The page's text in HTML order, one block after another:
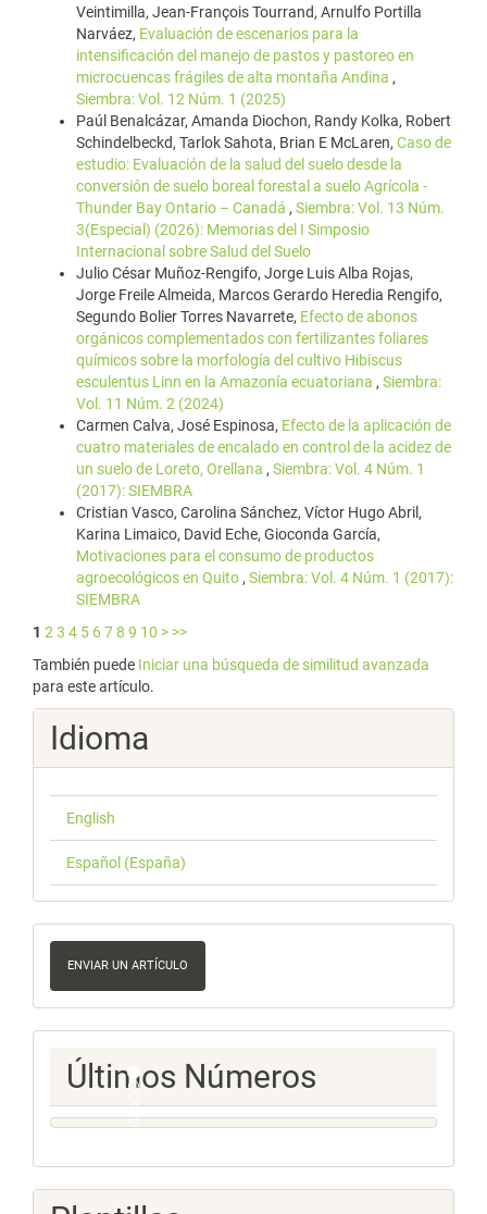
Veintimilla, Jean-François Tourrand, Arnulfo Portilla
Narváez, Evaluación de escenarios para la
intensificación del manejo de pastos y pastoreo en
microcuencas frágiles de alta montaña Andina ,
Siembra: Vol. 12 Núm. 1 (2025)
Paúl Benalcázar, Amanda Diochon, Randy Kolka, Robert
Schindelbeckd, Tarlok Sahota, Brian E McLaren, Caso de
estudio: Evaluación de la salud del suelo desde la
conversión de suelo boreal forestal a suelo Agrícola -
Thunder Bay Ontario – Canadá , Siembra: Vol. 13 Núm.
3(Especial) (2026): Memorias del I Simposio
Internacional sobre Salud del Suelo
Julio César Muñoz-Rengifo, Jorge Luis Alba Rojas,
Jorge Freile Almeida, Marcos Gerardo Heredia Rengifo,
Segundo Bolier Torres Navarrete, Efecto de abonos
orgánicos complementados con fertilizantes foliares
químicos sobre la morfología del cultivo Hibiscus
esculentus Linn en la Amazonía ecuatoriana , Siembra:
Vol. 11 Núm. 2 (2024)
Carmen Calva, José Espinosa, Efecto de la aplicación de
cuatro materiales de encalado en control de la acidez de
un suelo de Loreto, Orellana , Siembra: Vol. 4 Núm. 1
(2017): SIEMBRA
Cristian Vasco, Carolina Sánchez, Víctor Hugo Abril,
Karina Limaico, David Eche, Gioconda García,
Motivaciones para el consumo de productos
agroecológicos en Quito , Siembra: Vol. 4 Núm. 1 (2017):
SIEMBRA
1 2 3 4 5 678 9 10 > >>
También puede Iniciar una búsqueda de similitud avanzada
para este artículo.
Idioma
English
Español (España)
Enviar
un
artículo
ENVIAR UN ARTÍCULO
Ultimos
Numeros
Últimos Números